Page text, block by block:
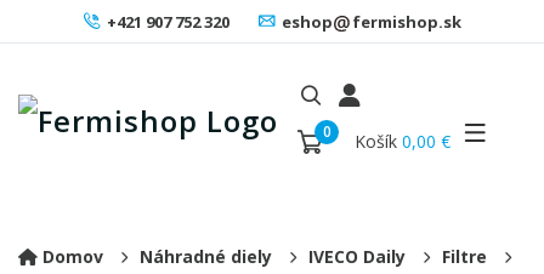
+421 907 752 320 eshop fermishop.sk
0 Košík 0,00 €
Domov Náhradné diely IVECO Daily Filtre